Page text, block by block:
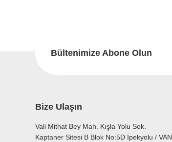
Bültenimize Abone Olun
Bize Ulaşın
Vali Mithat Bey Mah. Kışla Yolu Sok.
Kaptaner Sitesi B Blok No:5D İpekyolu / VAN